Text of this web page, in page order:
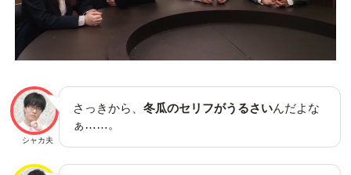
シャカ夫
さっきから、冬瓜のセリフがうるさいんだよな
ぁ……。